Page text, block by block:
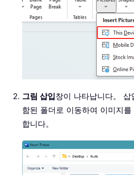
그림 삽입창이 나타납니다。
함된 폴더로 이동하여 이미지를
합니다。